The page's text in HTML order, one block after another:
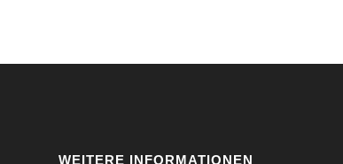
WEITERE INFORMATIONEN